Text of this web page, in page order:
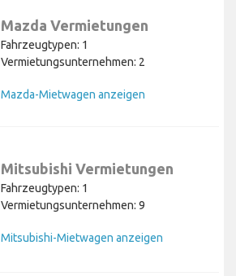
Mazda Vermietungen
Fahrzeugtypen: 1
Vermietungsunternehmen: 2
Mazda-Mietwagen anzeigen
Mitsubishi Vermietungen
Fahrzeugtypen: 1
Vermietungsunternehmen: 9
Mitsubishi-Mietwagen anzeigen